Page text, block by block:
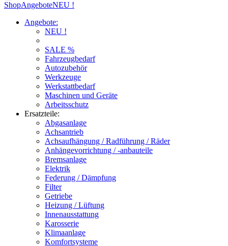
ShopAngeboteNEU !
Angebote:
NEU !
SALE %
Fahrzeugbedarf
Autozubehör
Werkzeuge
Werkstattbedarf
Maschinen und Geräte
Arbeitsschutz
Ersatzteile:
Abgasanlage
Achsantrieb
Achsaufhängung / Radführung / Räder
Anhängevorrichtung / -anbauteile
Bremsanlage
Elektrik
Federung / Dämpfung
Filter
Getriebe
Heizung / Lüftung
Innenausstattung
Karosserie
Klimaanlage
Komfortsysteme